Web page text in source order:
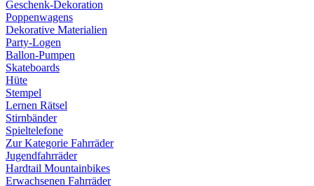
Geschenk-Dekoration
Poppenwagens
Dekorative Materialien
Party-Logen
Ballon-Pumpen
Skateboards
Hüte
Stempel
Lernen Rätsel
Stirnbänder
Spieltelefone
Zur Kategorie Fahrräder
Jugendfahrräder
Hardtail Mountainbikes
Erwachsenen Fahrräder